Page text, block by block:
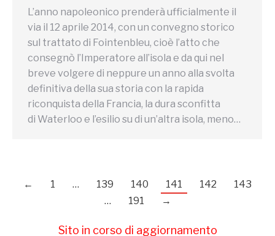
L’anno napoleonico prenderà ufficialmente il
via il 12 aprile 2014, con un convegno storico
sul trattato di Fointenbleu, cioè l’atto che
consegnò l’Imperatore all’isola e da qui nel
breve volgere di neppure un anno alla svolta
definitiva della sua storia con la rapida
riconquista della Francia, la dura sconfitta
di Waterloo e l’esilio su di un’altra isola, meno…
← 1 … 139 140 141 142
143
…
191 →
Sito in corso di aggiornamento